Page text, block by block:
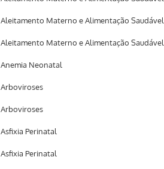
Aleitamento Materno e Alimentação Saudável
Aleitamento Materno e Alimentação Saudável
Anemia Neonatal
Arboviroses
Arboviroses
Asfixia Perinatal
Asfixia Perinatal